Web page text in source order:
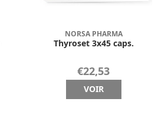
NORSA PHARMA
Thyroset 3x45 caps.
€22,53
VOIR